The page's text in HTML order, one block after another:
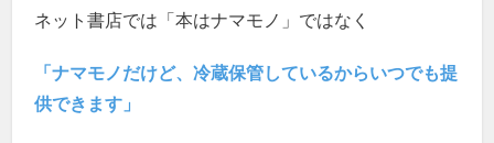
ネット書店では「本はナマモノ」ではなく
「ナマモノだけど、冷蔵保管しているからいつでも提
供できます」